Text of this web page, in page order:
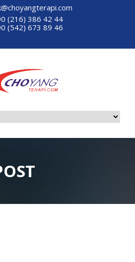
(216) 386 42 44
(542) 673 89 46